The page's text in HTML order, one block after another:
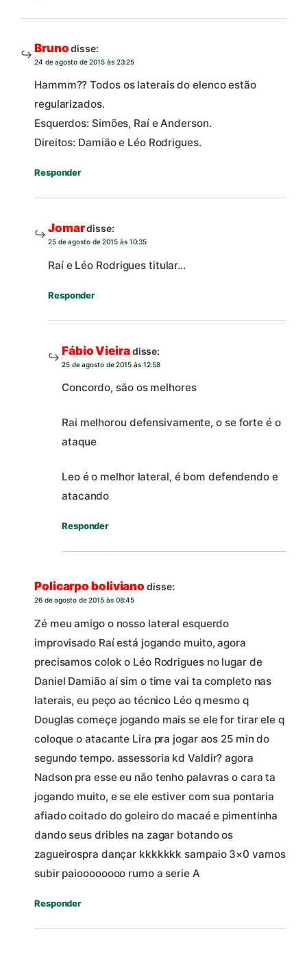
Bruno disse:
24 de agosto de 2015 às 23:25
Hammm?? Todos os laterais do elenco estão
regularizados.
Esquerdos: Simões, Raí e Anderson.
Direitos: Damião e Léo Rodrigues.
Responder
Jomardisse:
25 de agosto de 2015 às 10:35
Raí e Léo Rodrigues titular…
Responder
Fábio Vieiradisse:
25 de agosto de 2015 às 12:58
Concordo, são os melhores
Rai melhorou defensivamente, o se forte é o
ataque
Leo é o melhor lateral, é bom defendendo e
atacando
Responder
Policarpo boliviano disse:
26 de agosto de 2015 às 08:45
Zé meu amigo o nosso lateral esquerdo
improvisado Raí está jogando muito, agora
precisamos colok o Léo Rodrigues no lugar de
Daniel Damião aí sim o time vai ta completo nas
laterais, eu peço ao técnico Léo q mesmo q
Douglas começe jogando mais se ele for tirar ele q
coloque o atacante Lira pra jogar aos 25 min do
segundo tempo. assessoria kd Valdir? agora
Nadson pra esse eu não tenho palavras o cara ta
jogando muito, e se ele estiver com sua pontaria
afiado coitado do goleiro do macaé e pimentinha
dando seus dribles na zagar botando os
zagueirospra dançar kkkkkkk sampaio 3×0 vamos
subir paioooooooo rumo a serie A
Responder